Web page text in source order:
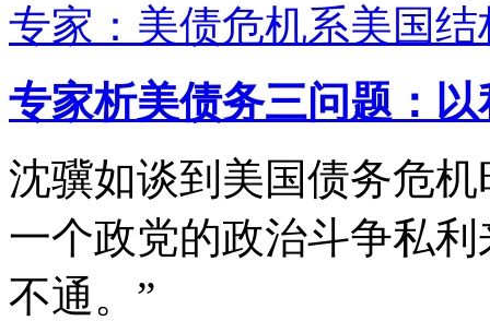
专家：美债危机系美国
专家析美债务三问题：
沈骥如谈到美国债务危
一个政党的政治斗争私
不通。”